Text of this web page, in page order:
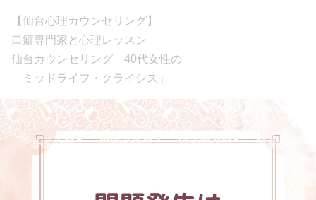
【仙台心理カウンセリング】
口癖専門家と心理レッスン
仙台カウンセリング 40代女性の
「ミッドライフ・クライシス」